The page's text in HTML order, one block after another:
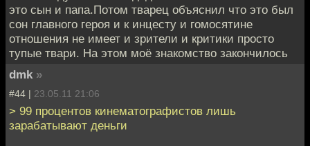
это сын и папа.Потом тварец объяснил что это был
сон главного героя и к инцесту и гомосятине
отношения не имеет и зрители и критики просто
тупые твари. На этом моё знакомство закончилось
dmk »
#44 | 23.05.11 21:06
> 99 процентов кинематографистов лишь
зарабатывают деньги